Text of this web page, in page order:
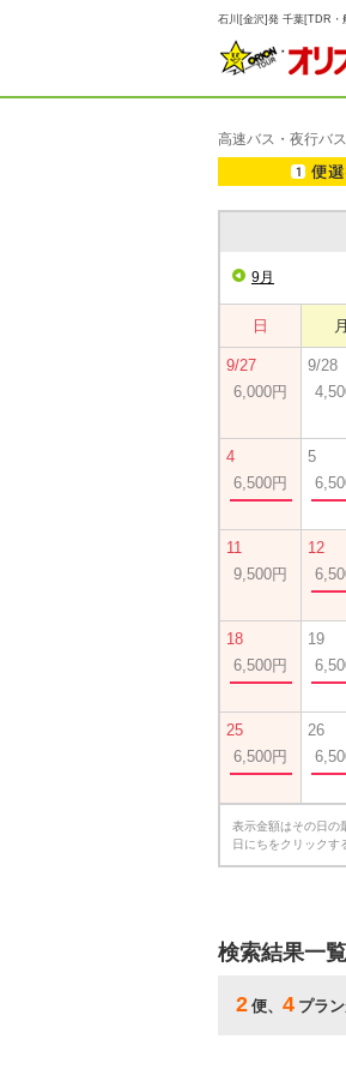
石川[金沢]発 千葉[TDR・
高速バス・夜行バ
9月
日 月
9/27
6,000円
9/28
4
6,500円
5
11
9,500円
12
18
6,500円
19
25
6,500円
26
表示金額はその日の
日にちをクリックす
検索結果一覧
2 便、 4 プラ